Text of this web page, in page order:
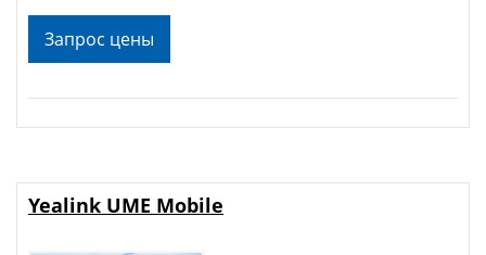
Запрос цены
Yealink UME Mobile